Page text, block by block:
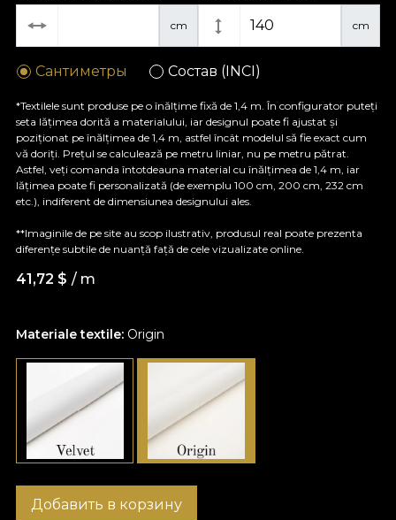
Materiale textile: Origin
cm cm
Сантиметры Состав (INCI)
*Textilele sunt produse pe o înălțime fixă de 1,4 m. În configurator puteți
seta lățimea dorită a materialului, iar designul poate fi ajustat și
poziționat pe înălțimea de 1,4 m, astfel încât modelul să fie exact cum
vă doriți. Prețul se calculează pe metru liniar, nu pe metru pătrat.
Astfel, veți comanda întotdeauna material cu înălțimea de 1,4 m, iar
lățimea poate fi personalizată (de exemplu 100 cm, 200 cm, 232 cm
etc.), indiferent de dimensiunea designului ales.
**Imaginile de pe site au scop ilustrativ, produsul real poate prezenta
diferențe subtile de nuanță față de cele vizualizate online.
41,72 $ / m
Добавить в корзину